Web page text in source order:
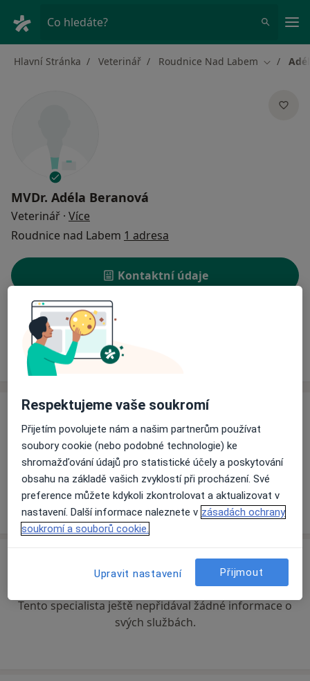
Co hledáte?
Hlavní Stránka Veterinář Roudnice Nad Labem Změna
MVDr. Adéla Beranová
Veterinář · Více
Roudnice nad Labem 1 adresa
Kontaktní údaje
Rezervovat termín
Zkušenosti Ceník
Zkušenosti
Nová veterinární ordinace v Roudnici nad Labem, po
domluvě možnost ošetření pacienta v domácím
prostředí. Věnuji se medicíně psů a koček.
Víceo zkušenostech
Informace o službách a cenách nejsou k dispozici
Tento specialista ještě nepřidával žádné informace o
svých službách.
Respektujeme vaše soukromí
Přijetím povolujete nám a našim partnerům používat
soubory cookie (nebo podobné technologie) ke
shromažďování údajů pro statistické účely a poskytování
obsahu na základě vašich zvyklostí při procházení. Své
preference můžete kdykoli zkontrolovat a aktualizovat v
nastavení. Další informace naleznete v zásadách ochrany
soukromí a souborů cookie.
Upravit nastavení Přijmout